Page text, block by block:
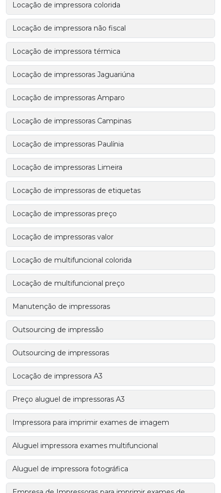
Locação de impressora colorida
Locação de impressora não fiscal
Locação de impressora térmica
Locação de impressoras Jaguariúna
Locação de impressoras Amparo
Locação de impressoras Campinas
Locação de impressoras Paulínia
Locação de impressoras Limeira
Locação de impressoras de etiquetas
Locação de impressoras preço
Locação de impressoras valor
Locação de multifuncional colorida
Locação de multifuncional preço
Manutenção de impressoras
Outsourcing de impressão
Outsourcing de impressoras
Locação de impressora A3
Preço aluguel de impressoras A3
Impressora para imprimir exames de imagem
Aluguel impressora exames multifuncional
Aluguel de impressora fotográfica